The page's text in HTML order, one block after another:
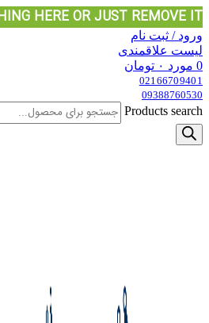
HERE OR JUST REMOVE IT…
ورود / ثبت نام
لیست علاقمندی
0 مورد ۰ تومان
02166709401
09388760530
Products search